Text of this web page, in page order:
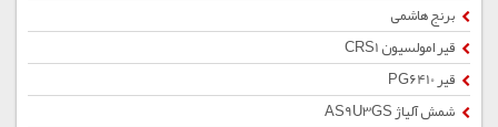
برنج هاشمی
قیر امولسیون CRS1
قیر PG6410
شمش آلیاژ AS9U3GS